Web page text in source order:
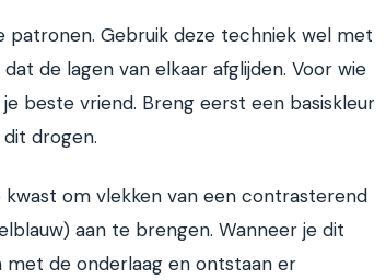
patronen. Gebruik deze techniek wel met
de lagen van elkaar afglijden. Voor wie
beste vriend. Breng eerst een basiskleur
drogen.
om vlekken van een contrasterend
aan te brengen. Wanneer je dit
met de onderlaag en ontstaan er